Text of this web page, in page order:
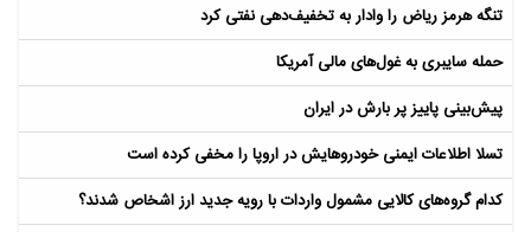
تنگه هرمز ریاض را وادار به تخفیف‌دهی نفتی کرد
حمله سایبری به غول‌های مالی آمریکا
پیش‌بینی پاییز پر بارش در ایران
تسلا اطلاعات ایمنی خودروهایش در اروپا را مخفی کرده است
کدام گروه‌های کالایی مشمول واردات با رویه جدید ارز اشخاص شدند؟